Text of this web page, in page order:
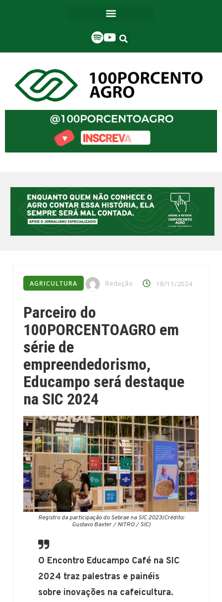
AGRICULTURA Redação 18/11/2024
Parceiro do
100PORCENTOAGRO em
série de
empreendedorismo,
Educampo será destaque
na SIC 2024
Registro da participação do Sebrae na SIC 2023(Crédito:
Gustavo Baxter / NITRO / SIC)
O Encontro Educampo Café na SIC
2024 traz palestras e painéis
sobre inovações na cafeicultura.